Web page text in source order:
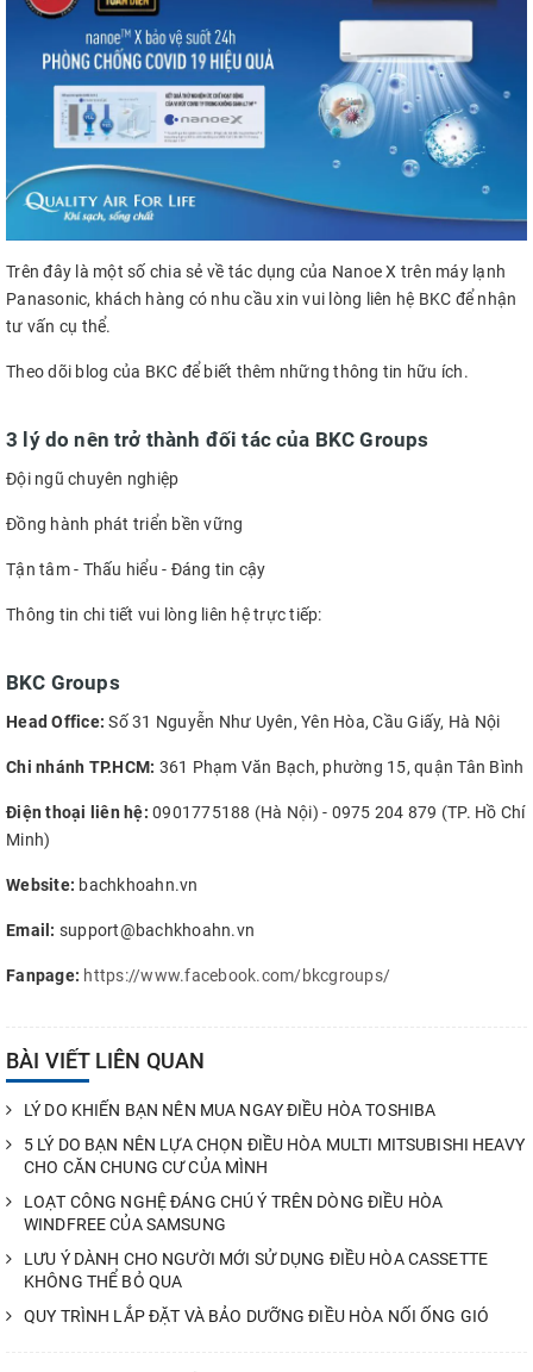
Trên đây là một số chia sẻ về tác dụng của Nanoe X trên máy lạnh
Panasonic, khách hàng có nhu cầu xin vui lòng liên hệ BKC để nhận
tư vấn cụ thể.
Theo dõi blog của BKC để biết thêm những thông tin hữu ích.
3 lý do nên trở thành đối tác của BKC Groups
Đội ngũ chuyên nghiệp
Đồng hành phát triển bền vững
Tận tâm - Thấu hiểu - Đáng tin cậy
Thông tin chi tiết vui lòng liên hệ trực tiếp:
BKC Groups
Head Office:Số 31 Nguyễn Như Uyên, Yên Hòa, Cầu Giấy, Hà Nội
Chi nhánh TP.HCM: 361 Phạm Văn Bạch, phường 15, quận Tân Bình
Điện thoại liên hệ: 0901775188 (Hà Nội) - 0975 204 879 (TP. Hồ Chí
Minh)
Website: bachkhoahn.vn
Email: support@bachkhoahn.vn
Fanpage: https://www.facebook.com/bkcgroups/
BÀI VIẾT LIÊN QUAN
LÝ DO KHIẾN BẠN NÊN MUA NGAY ĐIỀU HÒA TOSHIBA
5 LÝ DO BẠN NÊN LỰA CHỌN ĐIỀU HÒA MULTI MITSUBISHI HEAVY
CHO CĂN CHUNG CƯ CỦA MÌNH
LOẠT CÔNG NGHỆ ĐÁNG CHÚ Ý TRÊN DÒNG ĐIỀU HÒA
WINDFREE CỦA SAMSUNG
LƯU Ý DÀNH CHO NGƯỜI MỚI SỬ DỤNG ĐIỀU HÒA CASSETTE
KHÔNG THỂ BỎ QUA
QUY TRÌNH LẮP ĐẶT VÀ BẢO DƯỠNG ĐIỀU HÒA NỐI ỐNG GIÓ